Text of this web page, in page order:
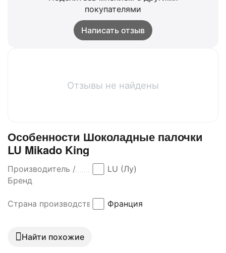
покупателями
Написать отзыв
Отзывы не найдены
Особенности Шоколадные палочки
LU Mikado King
Производитель /
Бренд
LU (Лу)
Страна производства Франция
Найти похожие